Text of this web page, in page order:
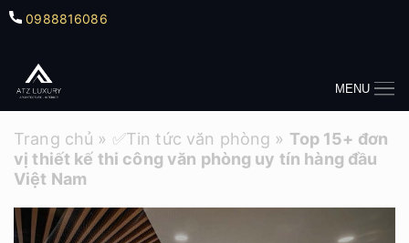
0988816086
MENU
Trang chủ » ✅Tin tức văn phòng » Top 15+ đơn
vị thiết kế thi công văn phòng uy tín hàng đầu
Việt Nam